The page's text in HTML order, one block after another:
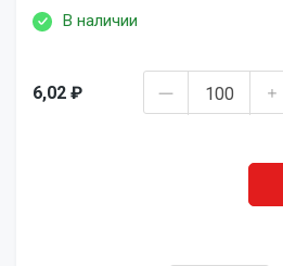
В наличии
6,02 ₽